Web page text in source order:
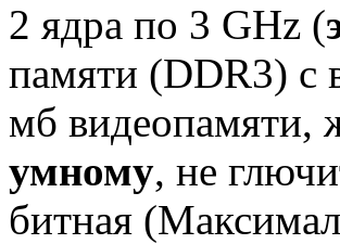
2 ядра по 3 GHz (
памяти (DDR3) с
мб видеопамяти,
умному, не
битная